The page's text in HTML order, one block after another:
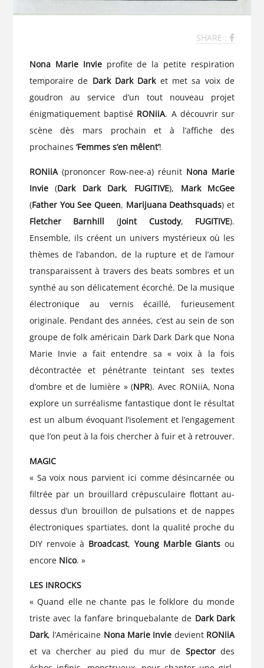
SHARE :
Nona Marie Invieprofite de la petite respiration
temporaire de Dark Dark Darket met sa voix de
goudron au service d’un tout nouveau projet
énigmatiquement baptisé RONiiA. A découvrir sur
scène dès mars prochain et à l’affiche des
prochaines ‘Femmes s’en mêlent’!
RONiiA(prononcer Row-nee-a) réunit Nona Marie
Invie(Dark Dark Dark, FUGITIVE), Mark McGee
(Father You See Queen, Marijuana Deathsquads) et
Fletcher Barnhill (Joint Custody, FUGITIVE).
Ensemble, ils créent un univers mystérieux où les
thèmes de l’abandon, de la rupture et de l’amour
transparaissent à travers des beats sombres et un
synthé au son délicatement écorché. De la musique
électronique au vernis écaillé, furieusement
originale. Pendant des années, c’est au sein de son
groupe de folk américain Dark Dark Dark que Nona
Marie Invie a fait entendre sa « voix à la fois
décontractée et pénétrante teintant ses textes
d’ombre et de lumière » (NPR). Avec RONiiA, Nona
explore un surréalisme fantastique dont le résultat
est un album évoquant l’isolement et l’engagement
que l’on peut à la fois chercher à fuir et à retrouver.
MAGIC
« Sa voix nous parvient ici comme désincarnée ou
filtrée par un brouillard crépusculaire flottant au-
dessus d’un brouillon de pulsations et de nappes
électroniques spartiates, dont la qualité proche du
DIY renvoie à Broadcast, Young Marble Giants ou
encore Nico. »
LES INROCKS
« Quand elle ne chante pas le folklore du monde
triste avec la fanfare brinquebalante de Dark Dark
Dark, l’Américaine Nona Marie Invie devient RONiiA
et va chercher au pied du mur de Spectordes